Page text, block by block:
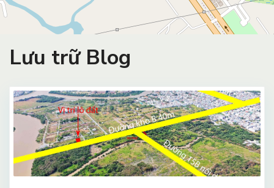
Lưu trữ Blog